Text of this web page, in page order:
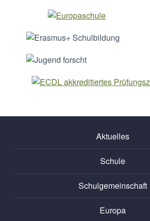
Aktuelles
Schule
Schulgemeinschaft
Europa